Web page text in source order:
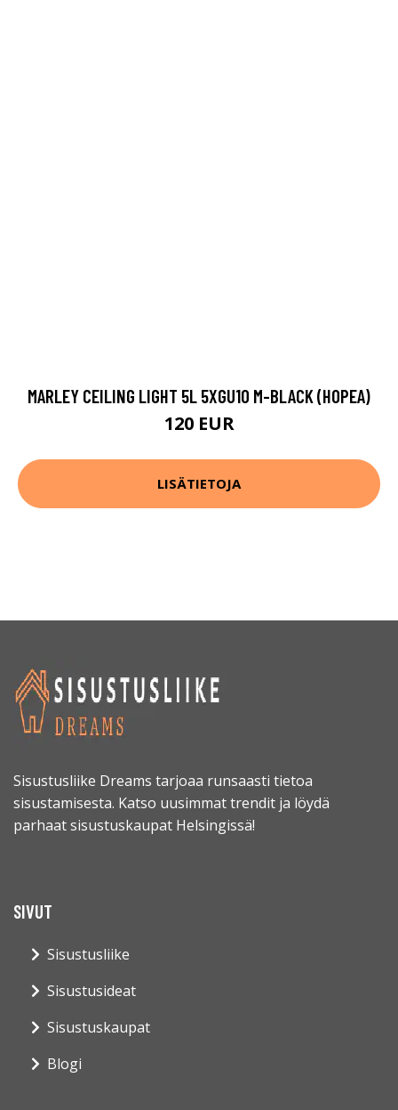
Sisustusliike Dreams tarjoaa runsaasti tietoa
parhaat sisustuskaupat Helsingissä!
Sisustusliike
Sisustusideat
Blogi
YHTEYSTIEDOT
info@sisustusliikedreams.fi